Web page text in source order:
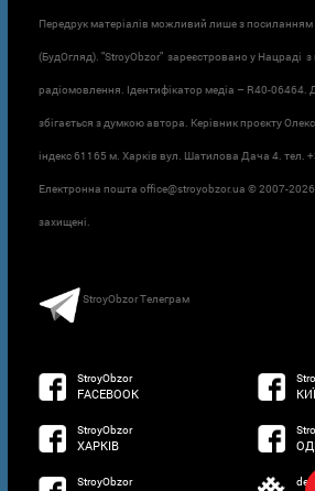
Передрук матеріалів можливий лише з посиланням
(БудОгляд). "StroyObzor" зареєстровано у Нацраді
радіомовлення. Ідентифікатор медіа – R40-06464.
збігається з думкою автора. Керівник проєкту
індекс 61165 м. Харків вул. Шатилова Дача 4. тел.
Електронна пошта office@stroyobzor.ua © 2007-
захищені.
StroyObzor Телеграм
StroyObzor
FACEBOOK
StroyObzor
ХАРКІВ
StroyObzor